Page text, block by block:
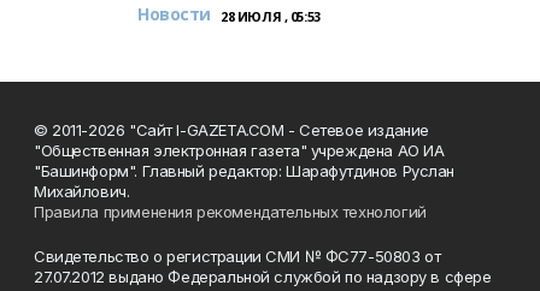
Новости 28 ИЮЛЯ , 05:53
© 2011-2026 "Сайт I-GAZETA.COM - Сетевое издание
"Общественная электронная газета" учреждена АО ИА
"Башинформ". Главный редактор: Шарафутдинов Руслан
Михайлович.
Правила применения рекомендательных технологий
Свидетельство о регистрации СМИ № ФС77-50803 от
27.07.2012 выдано Федеральной службой по надзору в сфере